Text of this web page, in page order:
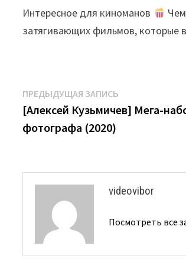
Интересное для киноманов
затягивающих фильмов, которые
Навигация
по
записям
ПРЕДЫДУЩАЯ ЗАПИСЬ
запись:
[Алексей Кузьмичев] Мега-
фотографа (2020)
videovibor
Посмотреть все